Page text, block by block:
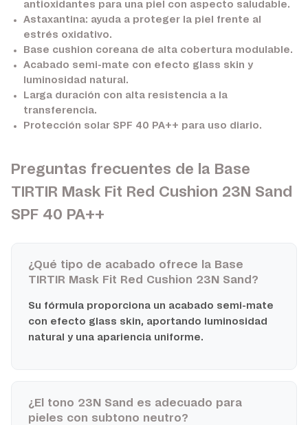
antioxidantes para una piel con aspecto saludable.
Astaxantina: ayuda a proteger la piel frente al
estrés oxidativo.
Base cushion coreana de alta cobertura modulable.
Acabado semi-mate con efecto glass skin y
luminosidad natural.
Larga duración con alta resistencia a la
transferencia.
Protección solar SPF 40 PA++ para uso diario.
Preguntas frecuentes de la Base
TIRTIR Mask Fit Red Cushion 23N Sand
SPF 40 PA++
¿Qué tipo de acabado ofrece la Base
TIRTIR Mask Fit Red Cushion 23N Sand?
Su fórmula proporciona un acabado semi-mate
con efecto glass skin, aportando luminosidad
natural y una apariencia uniforme.
¿El tono 23N Sand es adecuado para
pieles con subtono neutro?